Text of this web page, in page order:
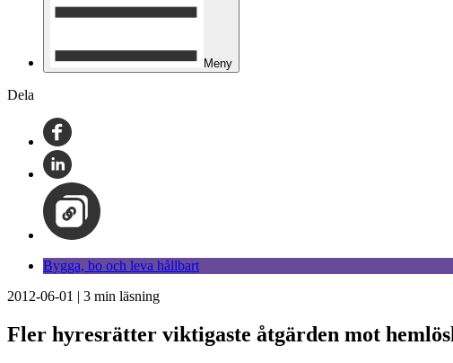
Meny
Dela
Bygga, bo och leva hållbart
2012-06-01 | 3 min läsning
Fler hyresrätter viktigaste åtgärden mot